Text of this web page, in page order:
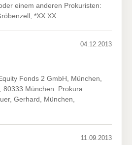
einem anderen Prokuristen:
*XX.XX.…
04.12.2013
Fonds 2 GmbH, München,
80333 München. Prokura
Gerhard, München,
11.09.2013